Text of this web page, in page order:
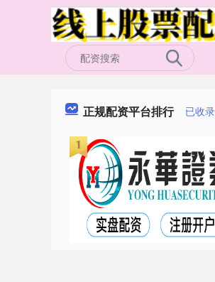
正规配资平台排行 已收录